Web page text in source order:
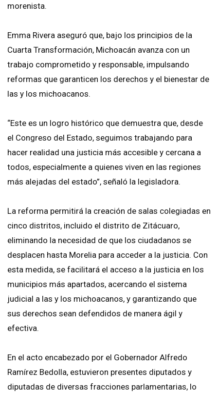
morenista.
Emma Rivera aseguró que, bajo los principios de la
Cuarta Transformación, Michoacán avanza con un
trabajo comprometido y responsable, impulsando
reformas que garanticen los derechos y el bienestar de
las y los michoacanos.
“Este es un logro histórico que demuestra que, desde
el Congreso del Estado, seguimos trabajando para
hacer realidad una justicia más accesible y cercana a
todos, especialmente a quienes viven en las regiones
más alejadas del estado”, señaló la legisladora.
La reforma permitirá la creación de salas colegiadas en
cinco distritos, incluido el distrito de Zitácuaro,
eliminando la necesidad de que los ciudadanos se
desplacen hasta Morelia para acceder a la justicia. Con
esta medida, se facilitará el acceso a la justicia en los
municipios más apartados, acercando el sistema
judicial a las y los michoacanos, y garantizando que
sus derechos sean defendidos de manera ágil y
efectiva.
En el acto encabezado por el Gobernador Alfredo
Ramírez Bedolla, estuvieron presentes diputados y
diputadas de diversas fracciones parlamentarias, lo